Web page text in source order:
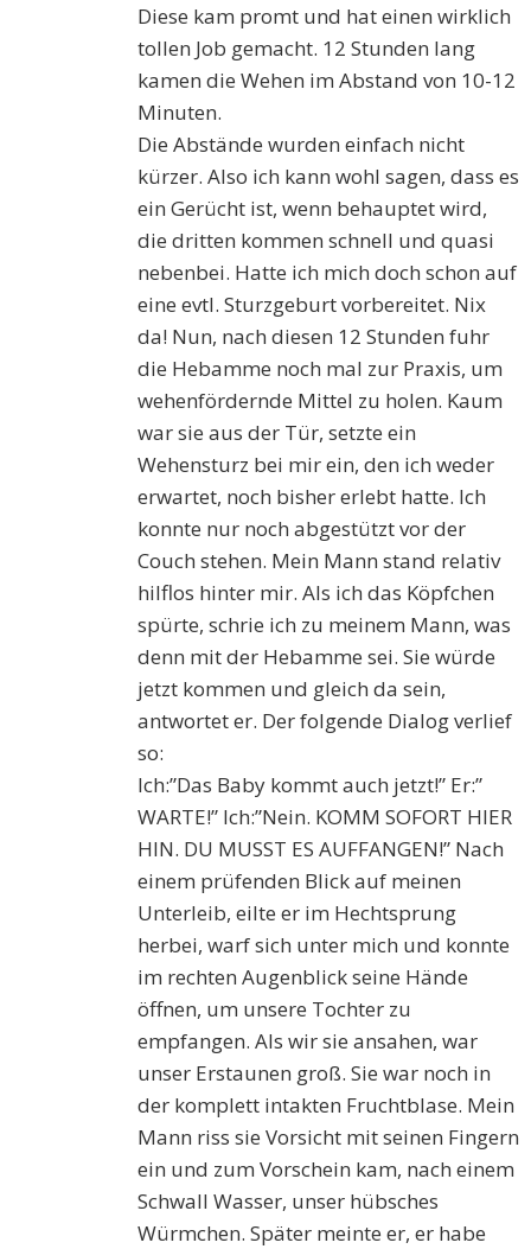
Diese kam promt und hat einen wirklich
tollen Job gemacht. 12 Stunden lang
kamen die Wehen im Abstand von 10-12
Minuten.
Die Abstände wurden einfach nicht
kürzer. Also ich kann wohl sagen, dass es
ein Gerücht ist, wenn behauptet wird,
die dritten kommen schnell und quasi
nebenbei. Hatte ich mich doch schon auf
eine evtl. Sturzgeburt vorbereitet. Nix
da! Nun, nach diesen 12 Stunden fuhr
die Hebamme noch mal zur Praxis, um
wehenfördernde Mittel zu holen. Kaum
war sie aus der Tür, setzte ein
Wehensturz bei mir ein, den ich weder
erwartet, noch bisher erlebt hatte. Ich
konnte nur noch abgestützt vor der
Couch stehen. Mein Mann stand relativ
hilflos hinter mir. Als ich das Köpfchen
spürte, schrie ich zu meinem Mann, was
denn mit der Hebamme sei. Sie würde
jetzt kommen und gleich da sein,
antwortet er. Der folgende Dialog verlief
so:
Ich:”Das Baby kommt auch jetzt!” Er:”
WARTE!” Ich:”Nein. KOMM SOFORT HIER
HIN. DU MUSST ES AUFFANGEN!” Nach
einem prüfenden Blick auf meinen
Unterleib, eilte er im Hechtsprung
herbei, warf sich unter mich und konnte
im rechten Augenblick seine Hände
öffnen, um unsere Tochter zu
empfangen. Als wir sie ansahen, war
unser Erstaunen groß. Sie war noch in
der komplett intakten Fruchtblase. Mein
Mann riss sie Vorsicht mit seinen Fingern
ein und zum Vorschein kam, nach einem
Schwall Wasser, unser hübsches
Würmchen. Später meinte er, er habe